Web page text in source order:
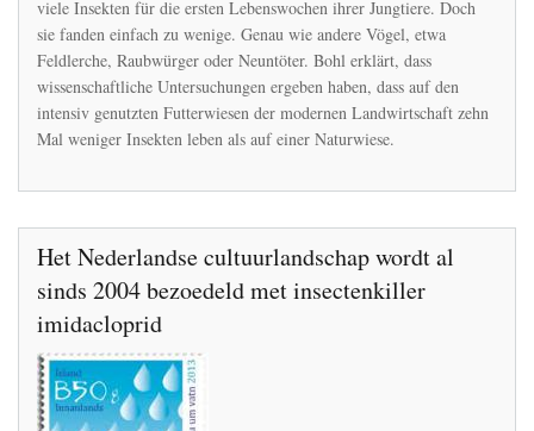
viele Insekten für die ersten Lebenswochen ihrer Jungtiere. Doch
sie fanden einfach zu wenige. Genau wie andere Vögel, etwa
Feldlerche, Raubwürger oder Neuntöter. Bohl erklärt, dass
wissenschaftliche Untersuchungen ergeben haben, dass auf den
intensiv genutzten Futterwiesen der modernen Landwirtschaft zehn
Mal weniger Insekten leben als auf einer Naturwiese.
Het Nederlandse cultuurlandschap wordt al
sinds 2004 bezoedeld met insectenkiller
imidacloprid